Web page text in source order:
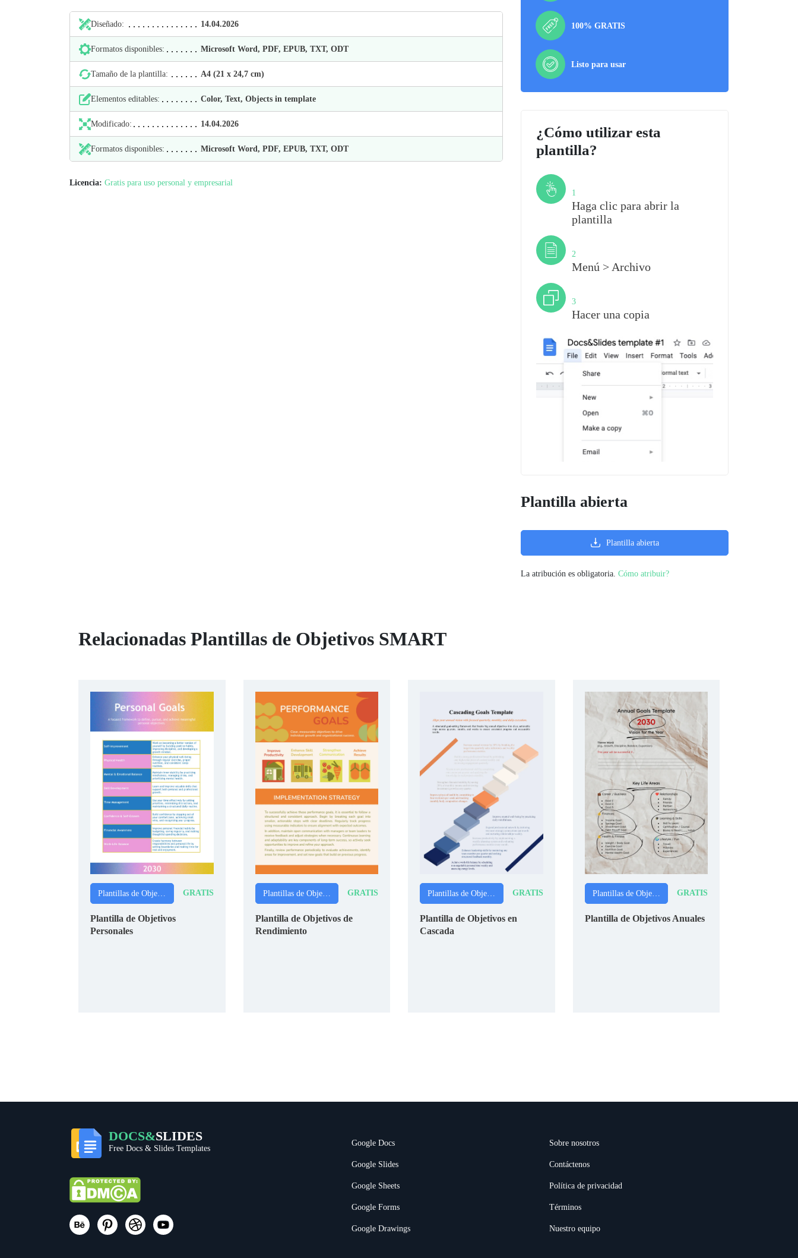
Diseñado: 14.04.2026
Formatos disponibles: Microsoft Word, PDF, EPUB, TXT, ODT
Tamaño de la plantilla: А4 (21 х 24,7 cm)
Elementos editables: Color, Text, Objects in template
Modificado: 14.04.2026
Formatos disponibles: Microsoft Word, PDF, EPUB, TXT, ODT
Licencia: Gratis para uso personal y empresarial
100% GRATIS
Listo para usar
¿Cómo utilizar esta
plantilla?
1
Haga clic para abrir la
plantilla
2
Menú > Archivo
3
Hacer una copia
Plantilla abierta
Plantilla abierta
La atribución es obligatoria. Cómo atribuir?
Relacionadas Plantillas de Objetivos SMART
GRATIS
Plantilla de Objetivos
Personales
Plantillas de Objetivos SMART GRATIS
Plantilla de Objetivos de
Rendimiento
GRATIS
Plantilla de Objetivos en
Cascada
Plantillas de Objetivos SMART GRATIS
Plantilla de Objetivos Anuales
DOCS&SLIDES
Free Docs & Slides Templates
Google Docs
Google Slides
Google Sheets
Google Forms
Google Drawings
Sobre nosotros
Contáctenos
Política de privacidad
Términos
Nuestro equipo